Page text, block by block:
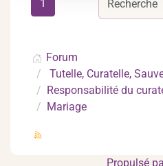
1
Forum
Tutelle, Curatelle,
Responsabilité du
Mariage
Propulsé